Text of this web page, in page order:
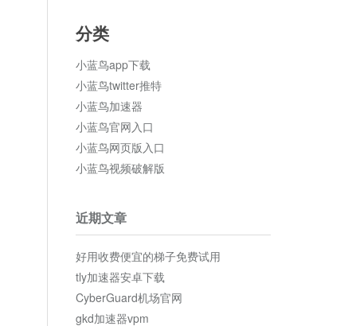
分类
小蓝鸟app下载
小蓝鸟twitter推特
小蓝鸟加速器
小蓝鸟官网入口
小蓝鸟网页版入口
小蓝鸟视频破解版
近期文章
好用收费便宜的梯子免费试用
tly加速器安卓下载
CyberGuard机场官网
gkd加速器vpm